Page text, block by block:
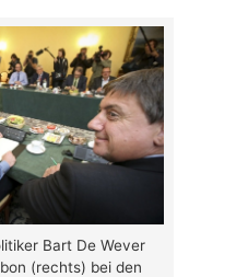
Bart De Wever
(rechts) bei den